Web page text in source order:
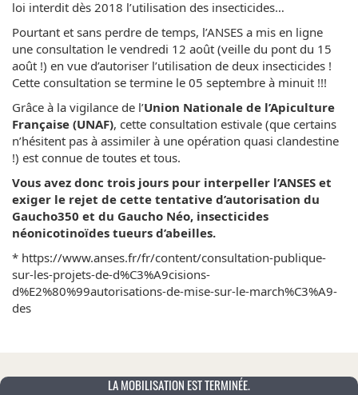
loi interdit dès 2018 l’utilisation des insecticides…
Pourtant et sans perdre de temps, l’ANSES a mis en ligne
une consultation le vendredi 12 août (veille du pont du 15
août !) en vue d’autoriser l’utilisation de deux insecticides !
Cette consultation se termine le 05 septembre à minuit !!!
Grâce à la vigilance de l’Union Nationale de l’Apiculture
Française (UNAF), cette consultation estivale (que certains
n’hésitent pas à assimiler à une opération quasi clandestine
!) est connue de toutes et tous.
Vous avez donc trois jours pour interpeller l’ANSES et
exiger le rejet de cette tentative d’autorisation du
Gaucho350 et du Gaucho Néo, insecticides
néonicotinoïdes tueurs d’abeilles.
* https://www.anses.fr/fr/content/consultation-publique-
sur-les-projets-de-d%C3%A9cisions-
d%E2%80%99autorisations-de-mise-sur-le-march%C3%A9-
des
LA MOBILISATION EST TERMINÉE.